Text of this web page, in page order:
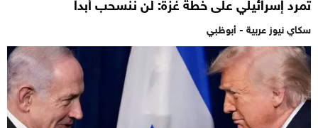
سكاي نيوز عربية - أبوظبي